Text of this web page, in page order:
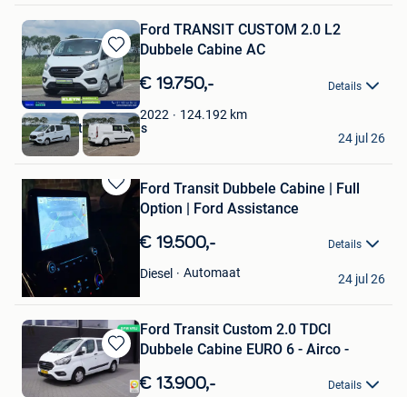
Bewaren
in
Mijn
Favorieten
Ford TRANSIT CUSTOM 2.0 L2
Dubbele Cabine AC
€ 19.750,- Details
2022 124.192 km
Camionette Bruxelles
Merchtem
24 jul 26
Bewaren
Mijn
Favorieten
Ford Transit Dubbele Cabine | Full
Option | Ford Assistance
€ 19.500,- Details
Diesel Automaat
Kaur Simranjeet
Kontich
24 jul 26
Bewaren
in
Ford Transit Custom 2.0 TDCI
Dubbele Cabine EURO 6 - Airco -
€ 13.900,- Details